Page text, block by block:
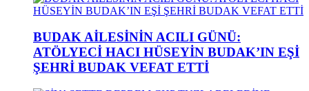
BUDAK AİLESİNİN ACILI GÜNÜ:
ATÖLYECİ HACI HÜSEYİN BUDAK’IN EŞİ
ŞEHRİ BUDAK VEFAT ETTİ